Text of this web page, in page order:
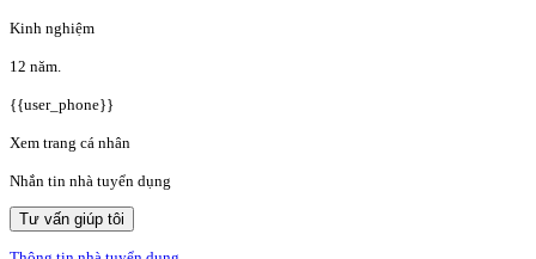
Kinh nghiệm
12 năm.
{{user_phone}}
Xem trang cá nhân
Nhắn tin nhà tuyển dụng
Tư vấn giúp tôi